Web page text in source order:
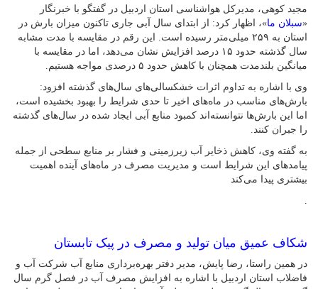
مجید کوهی، مدیرکل هواشناسی استان اردبیل در گفتگو با خبرنگار
«سبلان ما»، اظهار کرد: از ابتدای سال آبی جاری تاکنون میزان بارش در
استان به ۲۵۹ میلی‌متر رسیده است. این رقم در مقایسه با مدت مشابه
سال گذشته حدود ۱۵ درصد افزایش نشان می‌دهد، اما در مقایسه با
میانگین بلندمدت همچنان با کاهش حدود ۵ درصدی مواجه هستیم.
وی با اشاره به تداوم اثرات خشکسالی‌های سال‌های گذشته افزود:
بارش‌های مناسب در ماه‌های اخیر تا حدی شرایط را بهبود بخشیده است،
اما این بارش‌ها نتوانسته‌اند کمبود منابع آبی ایجاد شده در سال‌های گذشته
را جبران کنند.
به گفته وی، کاهش ذخایر آب زیرزمینی و فشار بر منابع سطحی از جمله
پیامدهای این شرایط است و مدیریت مصرف در ماه‌های آینده اهمیت
بیشتری پیدا می‌کند
شکاف عمیق میان تولید و مصرف در پیک تابستان
در همین راستا، رضا پایش، مدیر دفتر بهره‌برداری منابع آب شرکت آب و
فاضلاب استان اردبیل با اشاره به افزایش مصرف آب در فصل گرم سال